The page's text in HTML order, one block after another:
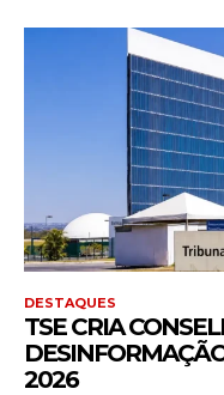
DESTAQUES
TSE CRIA
2026